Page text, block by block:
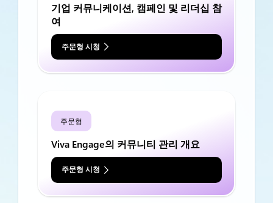
기업 커뮤니케이션, 캠페인 및 리더십 참
여
주문형 시청
주문형
Viva Engage의 커뮤니티 관리 개요
주문형 시청